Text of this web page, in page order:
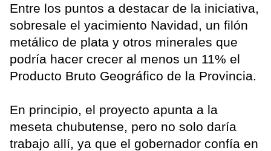
Entre los puntos a destacar de la iniciativa,
sobresale el yacimiento Navidad, un filón
metálico de plata y otros minerales que
podría hacer crecer al menos un 11% el
Producto Bruto Geográfico de la Provincia.
En principio, el proyecto apunta a la
meseta chubutense, pero no solo daría
trabajo allí, ya que el gobernador confía en